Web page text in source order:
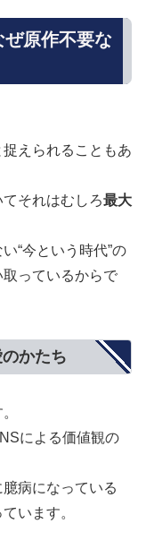
ぜ原作不要な
えられることもあ
それはむしろ最大
“今という時代”の
っているからで
かたち
による価値観の
病になっている
います。